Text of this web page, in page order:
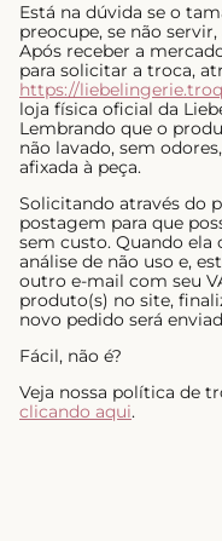
Está na dúvida se o
preocupe, se não
Após receber a
para solicitar a troca,
https://
loja física oficial da
Lembrando que o
não lavado, sem
afixada à peça.
Solicitando através do
postagem para que
sem custo. Quando ela
análise de não uso e,
outro e-mail com seu
produto(s) no site,
novo pedido será
Fácil, não é?
Veja nossa política de
clicando aqui.